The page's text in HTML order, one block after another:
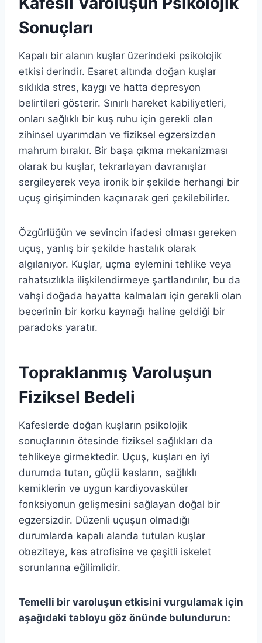
Sonuçları
Kapalı bir alanın kuşlar üzerindeki psikolojik
etkisi derindir. Esaret altında doğan kuşlar
sıklıkla stres, kaygı ve hatta depresyon
belirtileri gösterir. Sınırlı hareket kabiliyetleri,
onları sağlıklı bir kuş ruhu için gerekli olan
zihinsel uyarımdan ve fiziksel egzersizden
mahrum bırakır. Bir başa çıkma mekanizması
olarak bu kuşlar, tekrarlayan davranışlar
sergileyerek veya ironik bir şekilde herhangi bir
uçuş girişiminden kaçınarak geri çekilebilirler.
Özgürlüğün ve sevincin ifadesi olması gereken
uçuş, yanlış bir şekilde hastalık olarak
algılanıyor. Kuşlar, uçma eylemini tehlike veya
rahatsızlıkla ilişkilendirmeye şartlandırılır, bu da
vahşi doğada hayatta kalmaları için gerekli olan
becerinin bir korku kaynağı haline geldiği bir
paradoks yaratır.
Topraklanmış Varoluşun
Fiziksel Bedeli
Kafeslerde doğan kuşların psikolojik
sonuçlarının ötesinde fiziksel sağlıkları da
tehlikeye girmektedir. Uçuş, kuşları en iyi
durumda tutan, güçlü kasların, sağlıklı
kemiklerin ve uygun kardiyovasküler
fonksiyonun gelişmesini sağlayan doğal bir
egzersizdir. Düzenli uçuşun olmadığı
durumlarda kapalı alanda tutulan kuşlar
obeziteye, kas atrofisine ve çeşitli iskelet
sorunlarına eğilimlidir.
Temelli bir varoluşun etkisini vurgulamak için
aşağıdaki tabloyu göz önünde bulundurun: